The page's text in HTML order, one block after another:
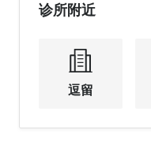
诊所附近
逗留